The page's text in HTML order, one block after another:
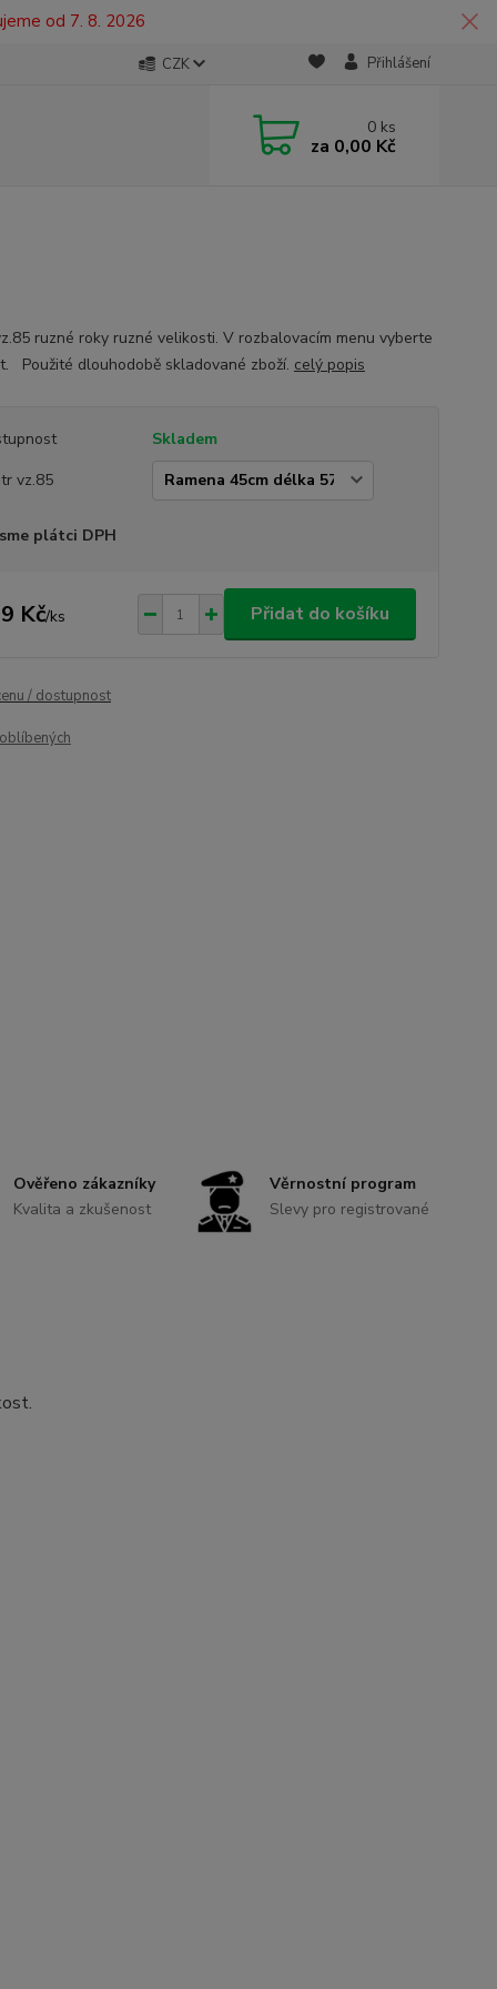
od 7. 8. 2026
CZK Přihlášení
0 ks
za 0,00 Kč
ruzné roky ruzné velikosti. V rozbalovacím menu vyberte
Použité dlouhodobě skladované zboží. celý popis
Skladem
vz.85
plátci DPH
Kč/ks Přidat do košíku
/ dostupnost
Ověřeno zákazníky
Kvalita a zkušenost
Věrnostní program
Slevy pro registrované